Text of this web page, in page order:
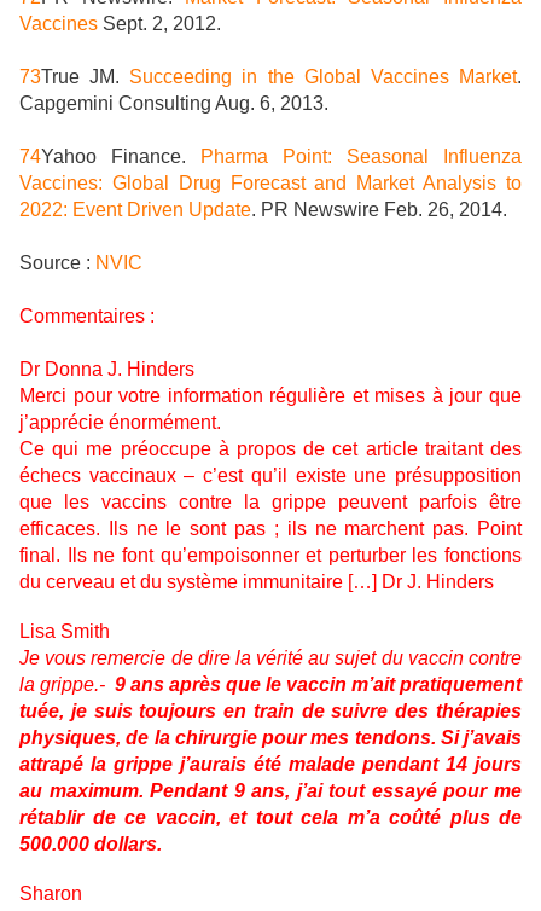
Vaccines Sept. 2, 2012.
73True JM. Succeeding in the Global Vaccines Market.
Capgemini Consulting Aug. 6, 2013.
74Yahoo Finance.
Pharma Point: Seasonal Influenza
Vaccines: Global Drug Forecast and Market Analysis to
2022: Event Driven Update. PR Newswire Feb. 26, 2014.
Source : NVIC
Commentaires :
Dr Donna J. Hinders
Merci pour votre information régulière et mises à jour que
j’apprécie énormément.
Ce qui me préoccupe à propos de cet article traitant des
échecs vaccinaux – c’est qu’il existe une présupposition
que les vaccins contre la grippe peuvent parfois être
efficaces. Ils ne le sont pas ; ils ne marchent pas. Point
final. Ils ne font qu’empoisonner et perturber les fonctions
du cerveau et du système immunitaire […] Dr J. Hinders
Lisa Smith
Je vous remercie de dire la vérité au sujet du vaccin contre
la grippe.- 9 ans après que le vaccin m’ait pratiquement
tuée, je suis toujours en train de suivre des thérapies
physiques, de la chirurgie pour mes tendons. Si j’avais
attrapé la grippe j’aurais été malade pendant 14 jours
au maximum. Pendant 9 ans, j’ai tout essayé pour me
rétablir de ce vaccin, et tout cela m’a coûté plus de
500.000 dollars.
Sharon